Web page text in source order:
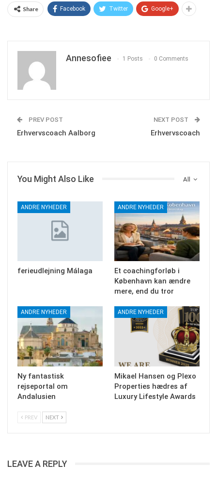
Share Facebook Twitter Google+
Annesofiee 1 Posts 0 Comments
PREV POST
Erhvervscoach Aalborg
NEXT POST
Erhvervscoach
All
You Might Also Like
ANDRE NYHEDER
ferieudlejning Málaga
ANDRE NYHEDER
Et coachingforløb i
København kan ændre
mere, end du tror
ANDRE NYHEDER
Ny fantastisk
rejseportal om
Andalusien
ANDRE NYHEDER
Mikael Hansen og Plexo
Properties hædres af
Luxury Lifestyle Awards
PREV NEXT
LEAVE A REPLY